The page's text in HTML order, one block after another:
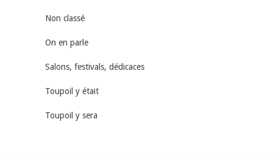
Non classé
On en parle
Salons, festivals, dédicaces
Toupoil y était
Toupoil y sera